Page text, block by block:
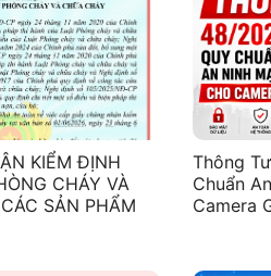
KIỂM ĐỊNH
CHÁY VÀ
SẢN PHẨM
Thông
Chuẩn
Camera